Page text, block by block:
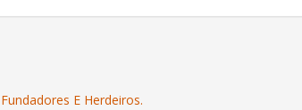
E Herdeiros.